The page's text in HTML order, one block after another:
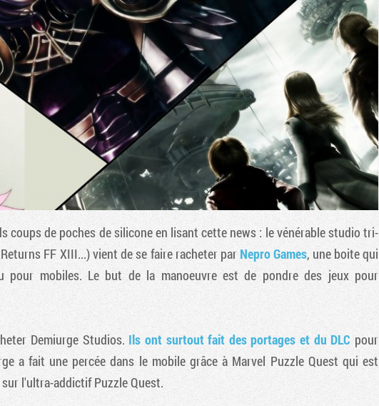
coups de poches de silicone en lisant cette news : le vénérable studio tri-
FF XIII...) vient de se faire racheter par Nepro Games, une boite qui
pour mobiles. Le but de la manoeuvre est de pondre des jeux pour
Demiurge Studios. Ils ont surtout fait des portages et du DLC pour
a fait une percée dans le mobile grâce à Marvel Puzzle Quest qui est
l'ultra-addictif Puzzle Quest.